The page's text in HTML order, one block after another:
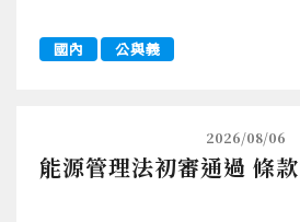
國內 公與義
2026/08/06
能源管理法初審通過 條